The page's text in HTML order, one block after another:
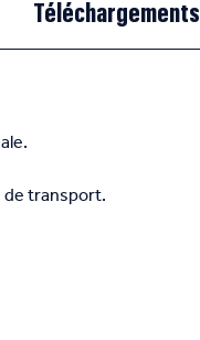
Téléchargements
de transport.